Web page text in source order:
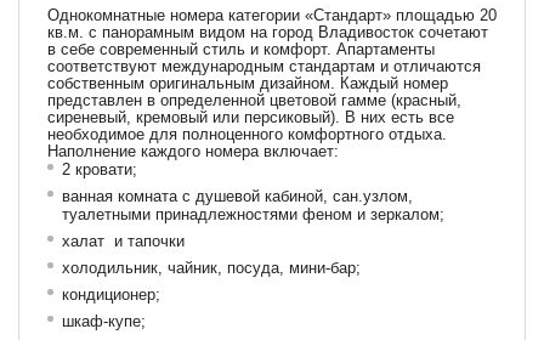
Однокомнатные номера категории «Стандарт» площадью 20
кв.м. с панорамным видом на город Владивосток сочетают
в себе современный стиль и комфорт. Апартаменты
соответствуют международным стандартам и отличаются
собственным оригинальным дизайном. Каждый номер
представлен в определенной цветовой гамме (красный,
сиреневый, кремовый или персиковый). В них есть все
необходимое для полноценного комфортного отдыха.
Наполнение каждого номера включает:
2 кровати;
ванная комната с душевой кабиной, сан.узлом,
туалетными принадлежностями феном и зеркалом;
халат и тапочки
холодильник, чайник, посуда, мини-бар;
кондиционер;
шкаф-купе;